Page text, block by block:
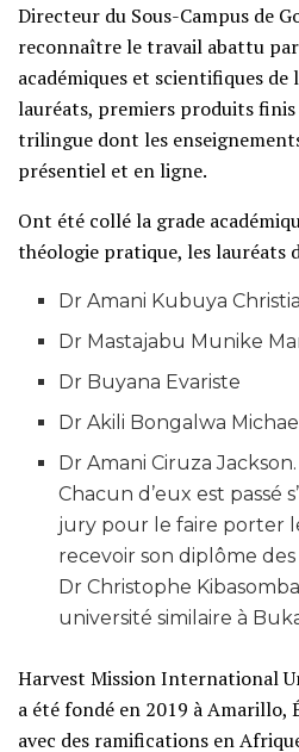
Directeur du Sous-Campus de
reconnaître le travail abattu
académiques et scientifiques de
lauréats, premiers produits
trilingue dont les
présentiel et en ligne.
Ont été collé la grade
théologie pratique, les lauréats
Dr Amani Kubuya
Dr Mastajabu Munike
Dr Buyana Evariste
Dr Akili Bongalwa Michael
Dr Amani Ciruza Jackson.
Chacun d’eux est passé
jury pour le faire porter
recevoir son diplôme
Dr Christophe
université similaire à
Harvest Mission International
a été fondé en 2019 à Amarillo,
avec des ramifications en